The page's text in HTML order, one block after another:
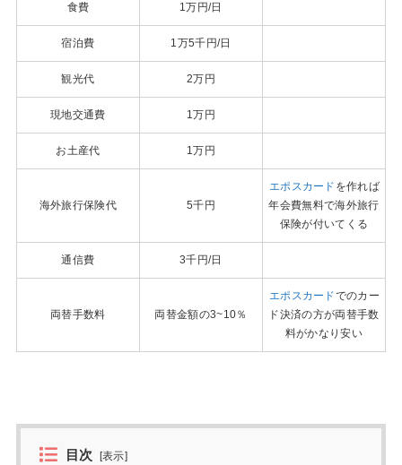
食費 1万円/日
宿泊費 1万5千円/日
観光代 2万円
現地交通費 1万円
お土産代 1万円
海外旅行保険代 5千円
エポスカード を作れば
年会費無料で海外旅行
保険が付いてくる
通信費 3千円/日
両替手数料 両替金額の3~10％
エポスカードでのカー
ド決済の方が両替手数
料がかなり安い
目次 [表示]